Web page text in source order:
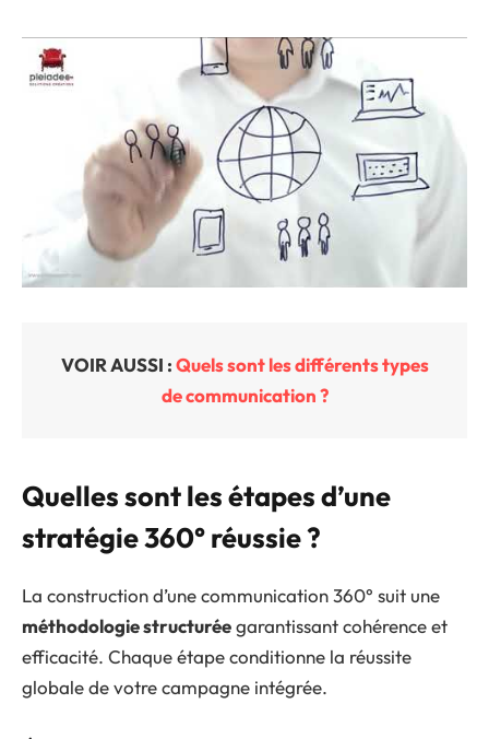
VOIR AUSSI :Quels sont les différents types
de communication ?
Quelles sont les étapes d’une
stratégie 360° réussie ?
La construction d’une communication 360° suit une
méthodologie structuréegarantissant cohérence et
efficacité. Chaque étape conditionne la réussite
globale de votre campagne intégrée.